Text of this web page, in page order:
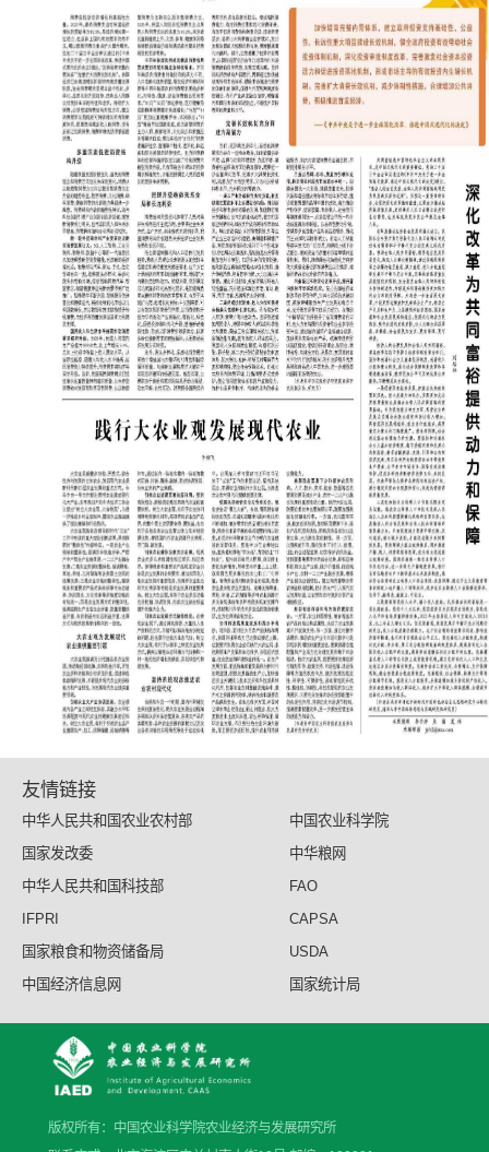
友情链接
中华人民共和国农业农村部
中国农业科学院
国家发改委
中华粮网
中华人民共和国科技部
FAO
IFPRI
CAPSA
国家粮食和物资储备局
USDA
中国经济信息网
国家统计局
版权所有：中国农业科学院农业经济与发展研究所